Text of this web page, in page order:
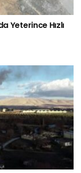
Yeterince Hızlı